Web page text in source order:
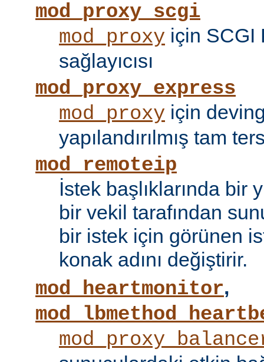
mod_proxy_scgi
mod_proxy için SCGI
sağlayıcısı
mod_proxy_express
mod_proxy için
yapılandırılmış tam
mod_remoteip
İstek başlıklarında bir
bir vekil tarafından
bir istek için görünen
konak adını değiştirir.
mod_heartmonitor,